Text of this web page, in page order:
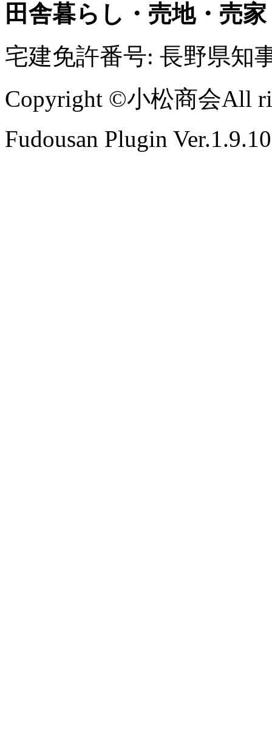
田舎暮らし・売地・売
宅建免許番号: 長野県知
Copyright ©小松商会All
Fudousan Plugin Ver.1.9.10